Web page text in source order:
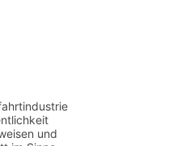
und